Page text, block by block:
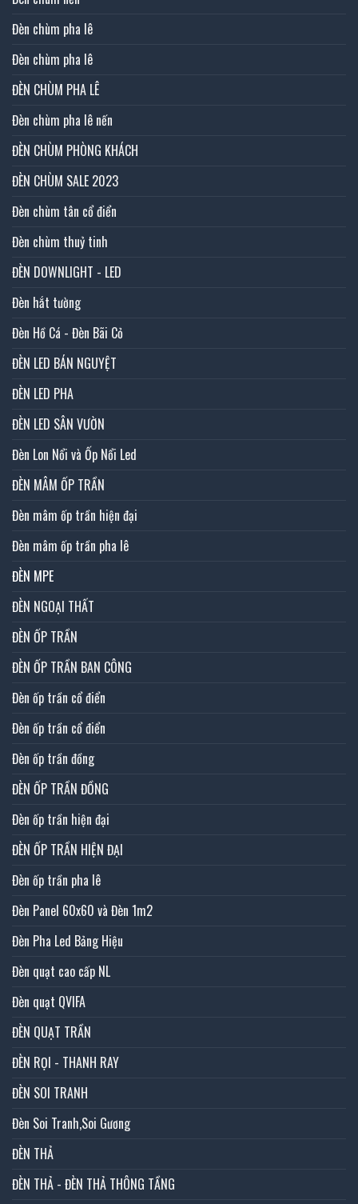
Đèn chùm pha lê
Đèn chùm pha lê
ĐÈN CHÙM PHA LÊ
Đèn chùm pha lê nến
ĐÈN CHÙM PHÒNG KHÁCH
ĐÈN CHÙM SALE 2023
Đèn chùm tân cổ điển
Đèn chùm thuỷ tinh
ĐÈN DOWNLIGHT - LED
Đèn hắt tường
Đèn Hồ Cá - Đèn Bãi Cỏ
ĐÈN LED BÁN NGUYỆT
ĐÈN LED PHA
ĐÈN LED SÂN VƯỜN
Đèn Lon Nổi và Ốp Nổi Led
ĐÈN MÂM ỐP TRẦN
Đèn mâm ốp trần hiện đại
Đèn mâm ốp trần pha lê
ĐÈN MPE
ĐÈN NGOẠI THẤT
ĐÈN ỐP TRẦN
ĐÈN ỐP TRẦN BAN CÔNG
Đèn ốp trần cổ điển
Đèn ốp trần cổ điển
Đèn ốp trần đồng
ĐÈN ỐP TRẦN ĐỒNG
Đèn ốp trần hiện đại
ĐÈN ỐP TRẦN HIỆN ĐẠI
Đèn ốp trần pha lê
Đèn Panel 60x60 và Đèn 1m2
Đèn Pha Led Bảng Hiệu
Đèn quạt cao cấp NL
Đèn quạt QVIFA
ĐÈN QUẠT TRẦN
ĐÈN RỌI - THANH RAY
ĐÈN SOI TRANH
Đèn Soi Tranh,Soi Gương
ĐÈN THẢ
ĐÈN THẢ - ĐÈN THẢ THÔNG TẦNG